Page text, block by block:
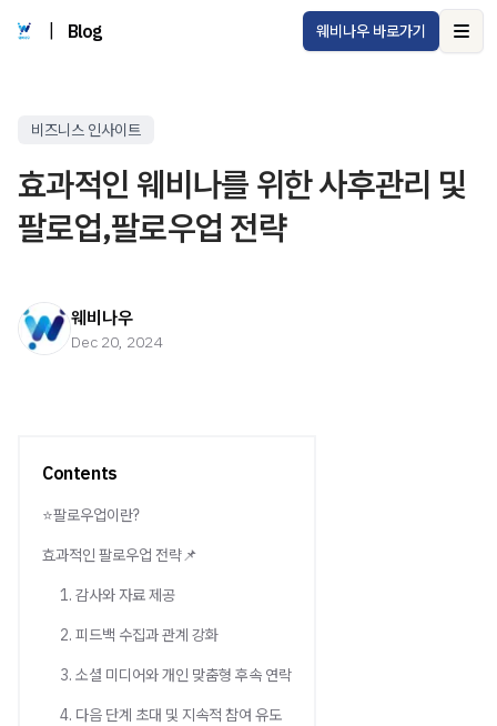
Blog 웨비나우 바로가기
비즈니스 인사이트
효과적인 웨비나를 위한 사후관리 및
팔로업,팔로우업 전략
웨비나우
Dec 20, 2024
Contents
⭐팔로우업이란?
효과적인 팔로우업 전략📌
1. 감사와 자료 제공
2. 피드백 수집과 관계 강화
3. 소셜 미디어와 개인 맞춤형 후속 연락
4. 다음 단계 초대 및 지속적 참여 유도